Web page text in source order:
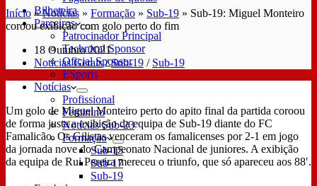
Bilheteira
Parceiros
Patrocinador Principal
Technical Sponsor
Oficial Sponsor
ESports
Notícias
Profissional
Feminino
Notícias Sub-23
Formação
Sub-15
Sub-17
Sub-19
Início »Notícias » Formação » Sub-19 » Sub-19: Miguel Monteiro
coroou exibição com golo perto do fim
18 Outubro 2021
Notícias Gerais/Sub-19 / Sub-19
Um golo de Miguel Monteiro perto do apito final da partida coroou
de forma justa a exibição da equipa de Sub-19 diante do FC
Famalicão. Os Gilistas venceram os famalicenses por 2-1 em jogo
da jornada nove do Campeonato Nacional de juniores. A exibição
da equipa de Rui Pereira mereceu o triunfo, que só apareceu aos 88′.